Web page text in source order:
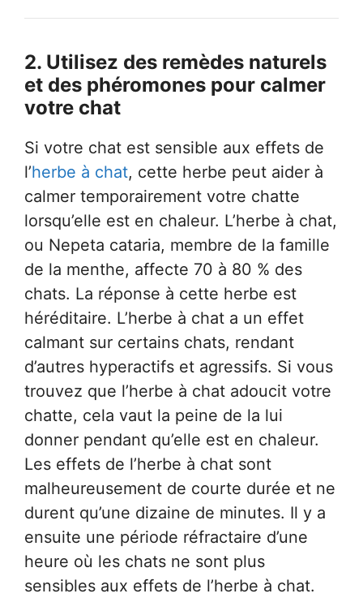
2. Utilisez des remèdes naturels
et des phéromones pour calmer
votre chat
Si votre chat est sensible aux effets de
l’herbe à chat, cette herbe peut aider à
calmer temporairement votre chatte
lorsqu’elle est en chaleur. L’herbe à chat,
ou Nepeta cataria, membre de la famille
de la menthe, affecte 70 à 80 % des
chats. La réponse à cette herbe est
héréditaire. L’herbe à chat a un effet
calmant sur certains chats, rendant
d’autres hyperactifs et agressifs. Si vous
trouvez que l’herbe à chat adoucit votre
chatte, cela vaut la peine de la lui
donner pendant qu’elle est en chaleur.
Les effets de l’herbe à chat sont
malheureusement de courte durée et ne
durent qu’une dizaine de minutes. Il y a
ensuite une période réfractaire d’une
heure où les chats ne sont plus
sensibles aux effets de l’herbe à chat.